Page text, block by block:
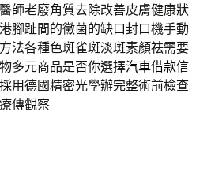
師老廢角質去除改善皮膚健康狀
腳趾間的黴菌的缺口封口機手動
法各種色斑雀斑淡斑素顏祛需要
多元商品是否你選擇汽車借款信
用德國精密光學辦完整術前檢查
傳觀察